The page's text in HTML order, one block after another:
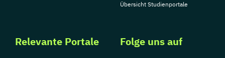
Übersicht Studienportale
Relevante Portale Folge uns auf